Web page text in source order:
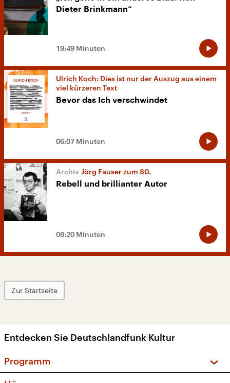
Dieter Brinkmann“
19:49 Minuten
Ulrich Koch: Dies ist nur der Auszug aus einem
viel kürzeren Text
Bevor das Ich verschwindet
06:07 Minuten
Jörg Fauser zum 80.
Rebell und brillianter Autor
08:20 Minuten
Zur Startseite
Entdecken Sie Deutschlandfunk Kultur
Programm